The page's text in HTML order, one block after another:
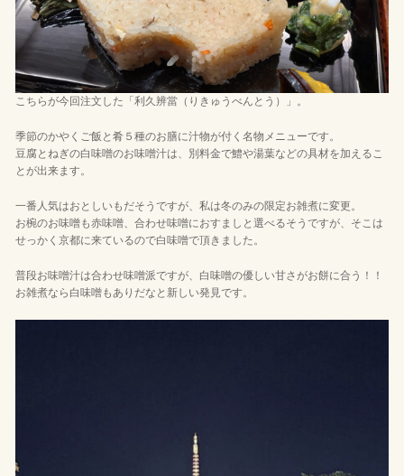
こちらが今回注文した「利久辨當（りきゅうべんとう）」。
季節のかやくご飯と肴５種のお膳に汁物が付く名物メニューです。
豆腐とねぎの白味噌のお味噌汁は、別料金で鱧や湯葉などの具材を加えるこ
とが出来ます。
一番人気はおとしいもだそうですが、私は冬のみの限定お雑煮に変更。
お椀のお味噌も赤味噌、合わせ味噌におすましと選べるそうですが、そこは
せっかく京都に来ているので白味噌で頂きました。
普段お味噌汁は合わせ味噌派ですが、白味噌の優しい甘さがお餅に合う！！
お雑煮なら白味噌もありだなと新しい発見です。